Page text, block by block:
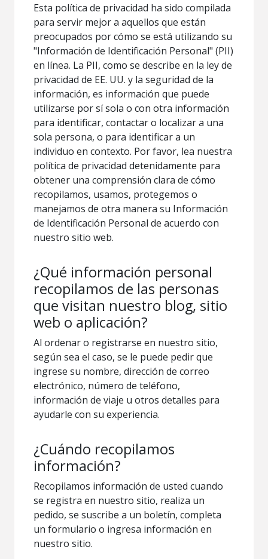
Esta política de privacidad ha sido compilada
para servir mejor a aquellos que están
preocupados por cómo se está utilizando su
"Información de Identificación Personal" (PII)
en línea. La PII, como se describe en la ley de
privacidad de EE. UU. y la seguridad de la
información, es información que puede
utilizarse por sí sola o con otra información
para identificar, contactar o localizar a una
sola persona, o para identificar a un
individuo en contexto. Por favor, lea nuestra
política de privacidad detenidamente para
obtener una comprensión clara de cómo
recopilamos, usamos, protegemos o
manejamos de otra manera su Información
de Identificación Personal de acuerdo con
nuestro sitio web.
¿Qué información personal
recopilamos de las personas
que visitan nuestro blog, sitio
web o aplicación?
Al ordenar o registrarse en nuestro sitio,
según sea el caso, se le puede pedir que
ingrese su nombre, dirección de correo
electrónico, número de teléfono,
información de viaje u otros detalles para
ayudarle con su experiencia.
¿Cuándo recopilamos
información?
Recopilamos información de usted cuando
se registra en nuestro sitio, realiza un
pedido, se suscribe a un boletín, completa
un formulario o ingresa información en
nuestro sitio.